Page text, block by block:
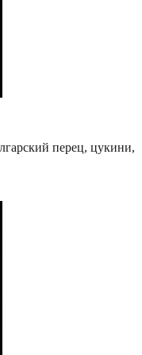
перец, цукини,